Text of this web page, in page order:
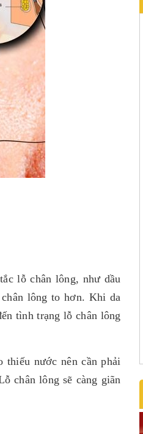
lỗ chân lông, như dầu
lông to hơn. Khi da
tình trạng lỗ chân lông
thiếu nước nên cần phải
chân lông sẽ càng giãn